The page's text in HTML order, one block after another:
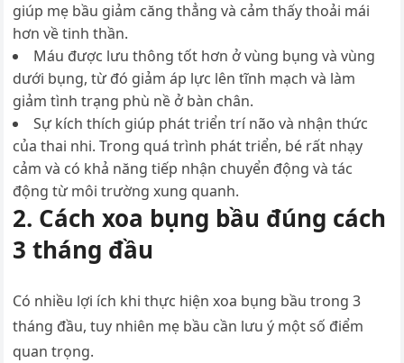
giúp mẹ bầu giảm căng thẳng và cảm thấy thoải mái
hơn về tinh thần.
Máu được lưu thông tốt hơn ở vùng bụng và vùng
dưới bụng, từ đó giảm áp lực lên tĩnh mạch và làm
giảm tình trạng phù nề ở bàn chân.
Sự kích thích giúp phát triển trí não và nhận thức
của thai nhi. Trong quá trình phát triển, bé rất nhạy
cảm và có khả năng tiếp nhận chuyển động và tác
động từ môi trường xung quanh.
2. Cách xoa bụng bầu đúng cách
3 tháng đầu
Có nhiều lợi ích khi thực hiện xoa bụng bầu trong 3
tháng đầu, tuy nhiên mẹ bầu cần lưu ý một số điểm
quan trọng.